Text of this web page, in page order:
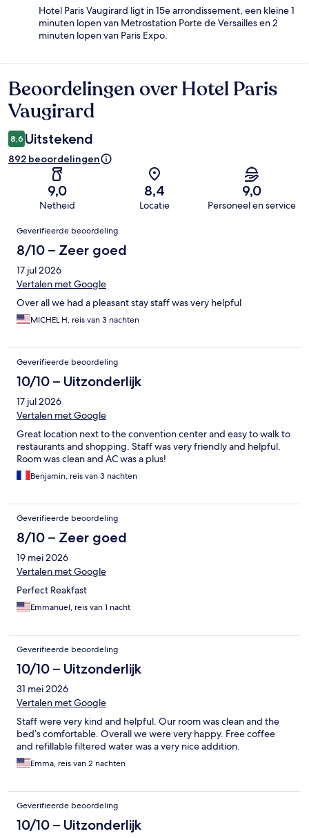
Hotel Paris Vaugirard ligt in 15e arrondissement, een kleine 1
minuten lopen van Metrostation Porte de Versailles en 2
minuten lopen van Paris Expo.
Beoordelingen
Beoordelingen over Hotel Paris
Vaugirard
8,6 Uitstekend
892 beoordelingen
9,0
Netheid
8,4
Locatie
9,0
Personeel en service
Beoordelingen
Geverifieerde beoordeling
8/10 – Zeer goed
17 jul 2026
Vertalen met Google
Over all we had a pleasant stay staff was very helpful
MICHEL H, reis van 3 nachten
Geverifieerde beoordeling
10/10 – Uitzonderlijk
17 jul 2026
Vertalen met Google
Great location next to the convention center and easy to walk to
restaurants and shopping. Staff was very friendly and helpful.
Room was clean and AC was a plus!
Benjamin, reis van 3 nachten
Geverifieerde beoordeling
8/10 – Zeer goed
19 mei 2026
Vertalen met Google
Perfect Reakfast
Emmanuel, reis van 1 nacht
Geverifieerde beoordeling
10/10 – Uitzonderlijk
31 mei 2026
Vertalen met Google
Staff were very kind and helpful. Our room was clean and the
bed’s comfortable. Overall we were very happy. Free coffee
and refillable filtered water was a very nice addition.
Emma, reis van 2 nachten
Geverifieerde beoordeling
10/10 – Uitzonderlijk